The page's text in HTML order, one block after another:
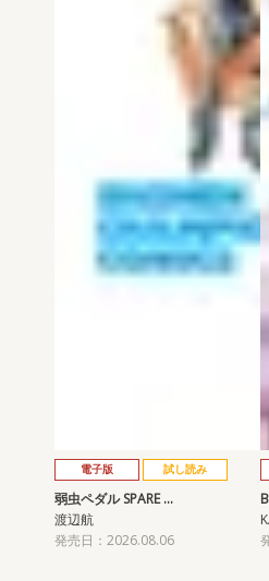
電子版 試し読み
弱虫ペダル SPARE …
渡辺航
発売日：2026.08.06